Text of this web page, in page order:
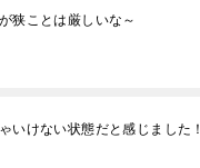
狭ことは厳しいな～
いけない状態だと感じました！